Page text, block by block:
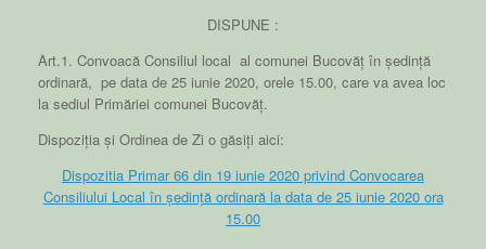
DISPUNE :
Art.1. Convoacă Consiliul local al comunei Bucovăț în ședință
ordinară, pe data de 25 iunie 2020, orele 15.00, care va avea loc
la sediul Primăriei comunei Bucovăț.
Dispoziția și Ordinea de Zi o găsiți aici:
Dispozitia Primar 66 din 19 iunie 2020 privind Convocarea
Consiliului Local în ședință ordinară la data de 25 iunie 2020 ora
15.00